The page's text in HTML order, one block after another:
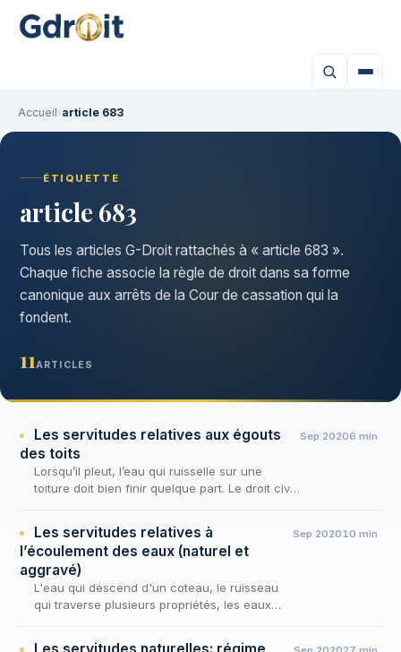
Accueil›article 683
ÉTIQUETTE
article 683
Tous les articles G-Droit rattachés à « article 683 ».
Chaque fiche associe la règle de droit dans sa forme
canonique aux arrêts de la Cour de cassation qui la
fondent.
11 ARTICLES
Les servitudes relatives aux égouts
des toits
Lorsqu’il pleut, l’eau qui ruisselle sur une
toiture doit bien finir quelque part. Le droit civil
Sep 20206 min
Les servitudes relatives à
l’écoulement des eaux (naturel et
aggravé)
L'eau qui descend d'un coteau, le ruisseau
qui traverse plusieurs propriétés, les eaux
Sep 202010 min
Les servitudes naturelles: régime